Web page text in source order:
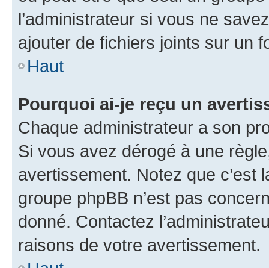
l’administrateur si vous ne
ajouter de fichiers joints sur un
Haut
Pourquoi ai-je reçu un
Chaque administrateur a son
Si vous avez dérogé à une
avertissement. Notez que c’est
groupe phpBB n’est pas
donné. Contactez
raisons de votre avertissement.